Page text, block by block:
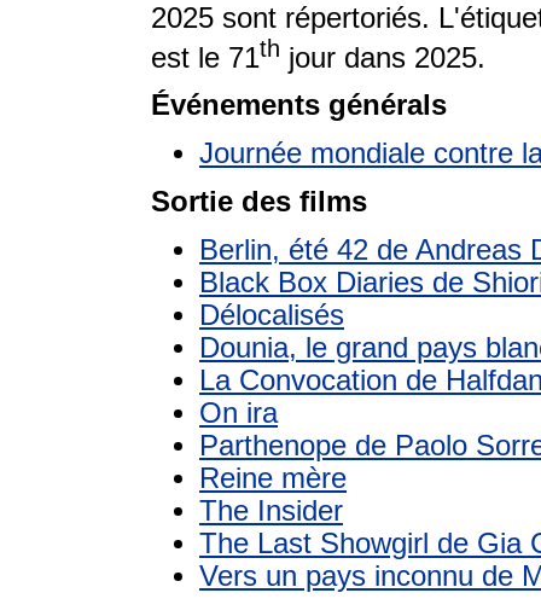
2025 sont répertoriés.
est le 71th jour dans 2025.
Événements générals
Journée mondiale contre
Sortie des films
Berlin, été 42 de Andreas
Black Box Diaries de
Délocalisés
Dounia, le grand pays
La Convocation de
On ira
Parthenope de Paolo
Reine mère
The Insider
The Last Showgirl de Gia
Vers un pays inconnu de